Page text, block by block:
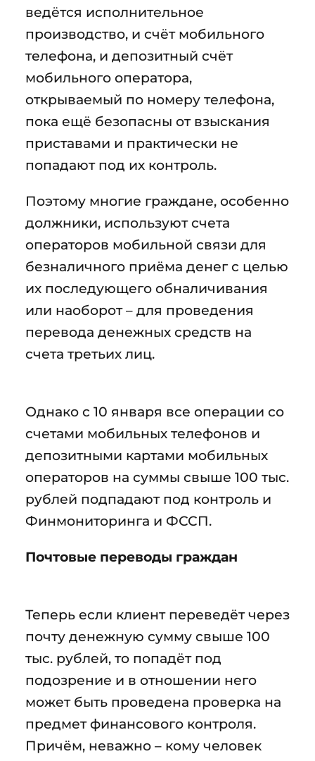
ведётся исполнительное
производство, и счёт мобильного
телефона, и депозитный счёт
мобильного оператора,
открываемый по номеру телефона,
пока ещё безопасны от взыскания
приставами и практически не
попадают под их контроль.
Поэтому многие граждане, особенно
должники, используют счета
операторов мобильной связи для
безналичного приёма денег с целью
их последующего обналичивания
или наоборот – для проведения
перевода денежных средств на
счета третьих лиц.
Однако с 10 января все операции со
счетами мобильных телефонов и
депозитными картами мобильных
операторов на суммы свыше 100 тыс.
рублей подпадают под контроль и
Финмониторинга и ФССП.
Почтовые переводы граждан
Теперь если клиент переведёт через
почту денежную сумму свыше 100
тыс. рублей, то попадёт под
подозрение и в отношении него
может быть проведена проверка на
предмет финансового контроля.
Причём, неважно – кому человек